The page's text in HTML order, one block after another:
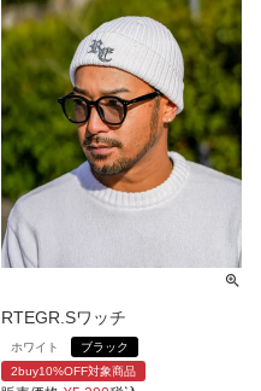
RTEGR.Sワッチ
ホワイト
ブラック
2buy10%OFF対象商品